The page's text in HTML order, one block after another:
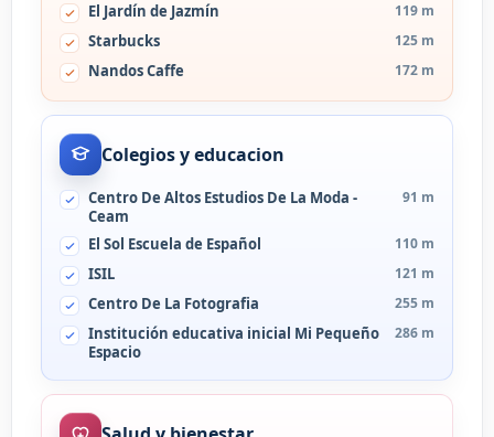
El Jardín de Jazmín 119 m
Starbucks 125 m
Nandos Caffe 172 m
Colegios y educacion
Centro De Altos Estudios De La Moda -
Ceam
91 m
El Sol Escuela de Español 110 m
ISIL 121 m
Centro De La Fotografia 255 m
Institución educativa inicial Mi Pequeño
Espacio
286 m